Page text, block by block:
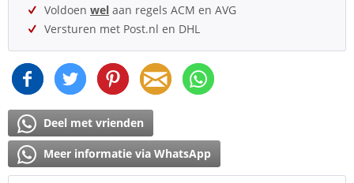
Voldoen wel aan regels ACM en AVG
Versturen met Post.nl en DHL
Deel met vrienden
Meer informatie via WhatsApp